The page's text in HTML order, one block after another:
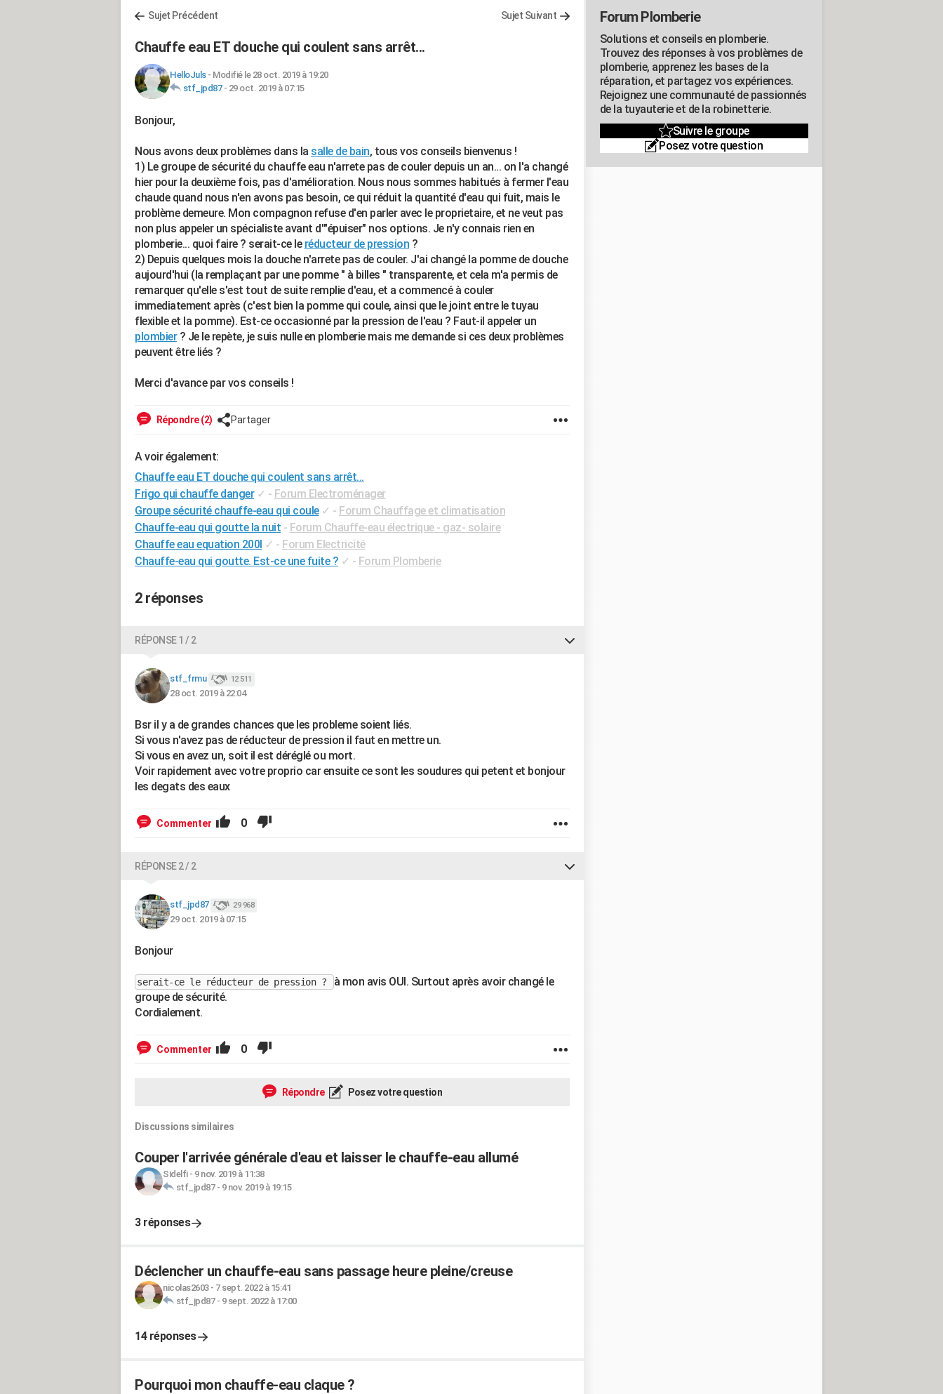
Sujet Précédent Sujet Suivant
Chauffe eau ET douche qui coulent sans arrêt...
HelloJuls- Modifié le 28 oct. 2019 à 19:20
stf_jpd87- 29 oct. 2019 à 07:15
Bonjour,
Nous avons deux problèmes dans la salle de bain, tous vos conseils bienvenus !
1) Le groupe de sécurité du chauffe eau n'arrete pas de couler depuis un an... on l'a changé
hier pour la deuxième fois, pas d'amélioration. Nous nous sommes habitués à fermer l'eau
chaude quand nous n'en avons pas besoin, ce qui réduit la quantité d'eau qui fuit, mais le
problème demeure. Mon compagnon refuse d'en parler avec le proprietaire, et ne veut pas
non plus appeler un spécialiste avant d'"épuiser" nos options. Je n'y connais rien en
plomberie... quoi faire ? serait-ce le réducteur de pression ?
2) Depuis quelques mois la douche n'arrete pas de couler. J'ai changé la pomme de douche
aujourd'hui (la remplaçant par une pomme " à billes " transparente, et cela m'a permis de
remarquer qu'elle s'est tout de suite remplie d'eau, et a commencé à couler
immediatement après (c'est bien la pomme qui coule, ainsi que le joint entre le tuyau
flexible et la pomme). Est-ce occasionné par la pression de l'eau ? Faut-il appeler un
plombier? Je le repète, je suis nulle en plomberie mais me demande si ces deux problèmes
peuvent être liés ?
Merci d'avance par vos conseils !
Répondre (2) Partager
A voir également:
Chauffe eau ET douche qui coulent sans arrêt...
Frigo qui chauffe danger ✓ - Forum Electroménager
Groupe sécurité chauffe-eau qui coule ✓ - Forum Chauffage et climatisation
Chauffe-eau qui goutte la nuit - Forum Chauffe-eau électrique - gaz- solaire
Chauffe eau equation 200l ✓ - Forum Electricité
Chauffe-eau qui goutte. Est-ce une fuite ? ✓ - Forum Plomberie
2 réponses
RÉPONSE 1 / 2
stf_frmu 12 511
28 oct. 2019 à 22:04
Bsr il y a de grandes chances que les probleme soient liés.
Si vous n'avez pas de réducteur de pression il faut en mettre un.
Si vous en avez un, soit il est déréglé ou mort.
Voir rapidement avec votre proprio car ensuite ce sont les soudures qui petent et bonjour
les degats des eaux
Commenter 0
RÉPONSE 2 / 2
stf_jpd87 29 968
29 oct. 2019 à 07:15
Bonjour
serait-ce le réducteur de pression ?
à mon avis OUI. Surtout après avoir changé le
groupe de sécurité.
Cordialement.
Commenter 0
Répondre Posez votre question
Discussions similaires
Couper l'arrivée générale d'eau et laisser le chauffe-eau allumé
Sidelfi- 9 nov. 2019 à 11:38
stf_jpd87- 9 nov. 2019 à 19:15
3 réponses
Déclencher un chauffe-eau sans passage heure pleine/creuse
nicolas2603- 7 sept. 2022 à 15:41
stf_jpd87- 9 sept. 2022 à 17:00
14 réponses
Pourquoi mon chauffe-eau claque ?
Forum Plomberie
Solutions et conseils en plomberie.
Trouvez des réponses à vos problèmes de
plomberie, apprenez les bases de la
réparation, et partagez vos expériences.
Rejoignez une communauté de passionnés
de la tuyauterie et de la robinetterie.
Suivre le groupe
Posez votre question